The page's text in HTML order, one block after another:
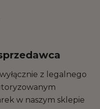
z legalnego
w naszym sklepie